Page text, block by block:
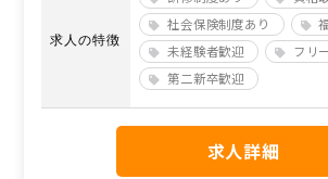
求人の特徴
社会保険制度あり
未経験者歓迎
フリ
第二新卒歓迎
求人詳細